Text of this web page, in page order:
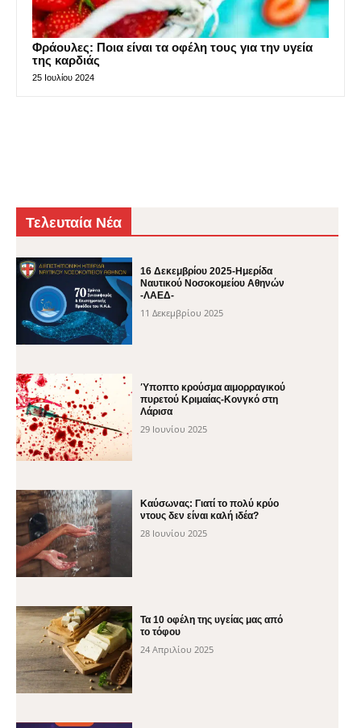
Φράουλες: Ποια είναι τα οφέλη τους για την υγεία
της καρδιάς
25 Ιουλίου 2024
Τελευταία Νέα
16 Δεκεμβρίου 2025-Ημερίδα
Ναυτικού Νοσοκομείου Αθηνών
-ΛΑΕΔ-
11 Δεκεμβρίου 2025
Ύποπτο κρούσμα αιμορραγικού
πυρετού Κριμαίας-Κονγκό στη
Λάρισα
29 Ιουνίου 2025
Καύσωνας: Γιατί το πολύ κρύο
ντους δεν είναι καλή ιδέα?
28 Ιουνίου 2025
Τα 10 οφέλη της υγείας μας από
το τόφου
24 Απριλίου 2025